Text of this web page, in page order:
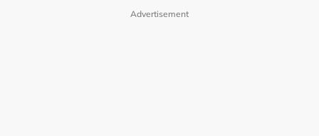
Advertisement